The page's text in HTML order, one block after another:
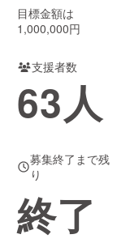
コミュニティ
目標金額は
1,000,000円
支援者数
63人
募集終了まで残
り
終了